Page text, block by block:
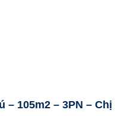
– 105m2 – 3PN – Chị